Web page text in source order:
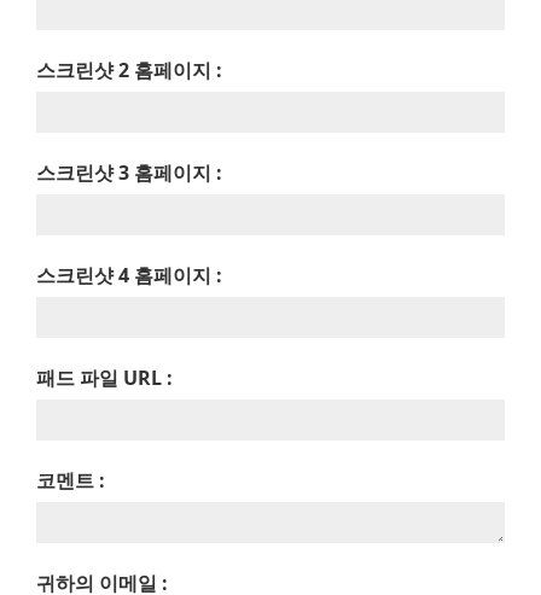
스크린샷 2 홈페이지 :
스크린샷 3 홈페이지 :
스크린샷 4 홈페이지 :
패드 파일 URL :
코멘트 :
귀하의 이메일 :